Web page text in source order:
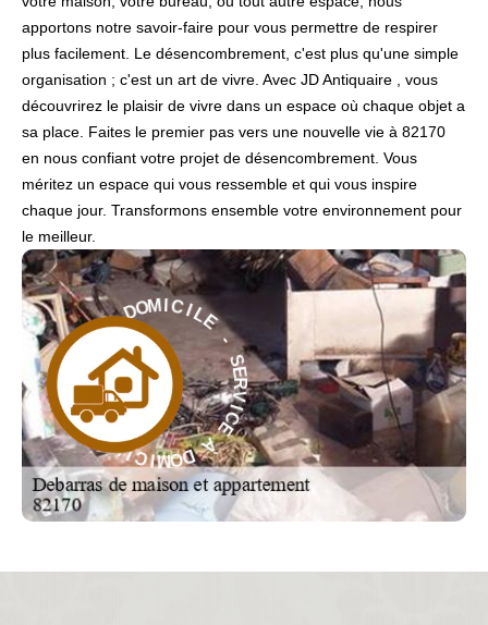
apportons notre savoir-faire pour vous permettre de respirer
plus facilement. Le désencombrement, c'est plus qu'une simple
organisation ; c'est un art de vivre. Avec JD Antiquaire , vous
découvrirez le plaisir de vivre dans un espace où chaque objet a
sa place. Faites le premier pas vers une nouvelle vie à 82170
en nous confiant votre projet de désencombrement. Vous
méritez un espace qui vous ressemble et qui vous inspire
chaque jour. Transformons ensemble votre environnement pour
le meilleur.
S
E
R
V
I
C
E
D
OMICILE -
S
E
R
V
I
C
E
À
D
O
M
I
C
I
L
E
-